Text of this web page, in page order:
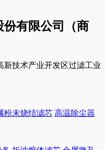
份有限公司（商
新技术产业开发区过滤工业
粉末烧结滤芯 高温除尘器